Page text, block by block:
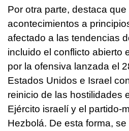
Por otra parte, destaca
acontecimientos a
afectado a las tendencias
incluido el conflicto abierto
por la ofensiva lanzada el
Estados Unidos e Israel
reinicio de las hostilidades
Ejército israelí y el partido-
Hezbolá. De esta forma,